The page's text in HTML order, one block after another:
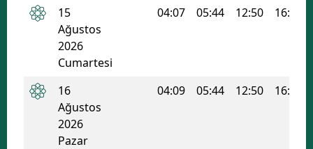
15
Ağustos
2026
Cumartesi
04:07 05:44 12:50 16:38
16
Ağustos
2026
Pazar
04:09 05:44 12:50 16:38